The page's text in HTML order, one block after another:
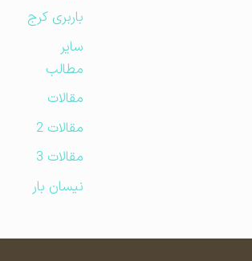
باربری کرج
مطالب
مقالات
مقالات 2
مقالات 3
نیسان بار